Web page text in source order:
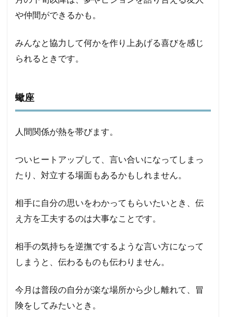
や仲間ができるかも。
みんなと協力して何かを作り上あげる喜びを感じ
られるときです。
蠍座
人間関係が熱を帯びます。
ついヒートアップして、言い合いになってしまっ
たり、対立する場面もあるかもしれません。
相手に自分の思いをわかってもらいたいとき、伝
え方を工夫するのは大事なことです。
相手の気持ちを逆撫でするような言い方になって
しまうと、伝わるものも伝わりません。
今月は普段の自分が楽な場所から少し離れて、冒
険をしてみたいとき。